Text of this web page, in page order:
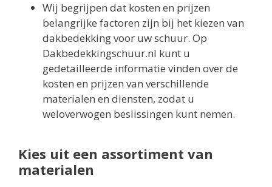
Wij begrijpen dat kosten en prijzen
belangrijke factoren zijn bij het kiezen van
dakbedekking voor uw schuur. Op
Dakbedekkingschuur.nl kunt u
gedetailleerde informatie vinden over de
kosten en prijzen van verschillende
materialen en diensten, zodat u
weloverwogen beslissingen kunt nemen.
Kies uit een assortiment van
materialen